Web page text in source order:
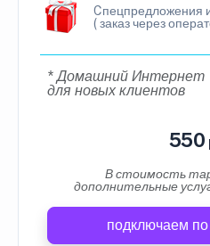
Cпецпредложения
( заказ через
* Домашний Интернет
для новых клиентов
550
В стоимость
дополнительные
подключаем по